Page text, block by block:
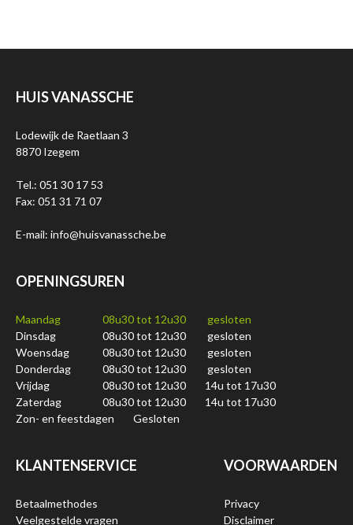
HUIS VANASSCHE
Lodewijk de Raetlaan 3
8870 Izegem
Tel.: 051 30 17 53
Fax: 051 31 71 07
E-mail: info@huisvanassche.be
OPENINGSUREN
Maandag 08u30 tot 12u30
gesloten
Dinsdag
08u30 tot 12u30
gesloten
Woensdag
08u30 tot 12u30
gesloten
Donderdag
08u30 tot 12u30
gesloten
Vrijdag
08u30 tot 12u30
14u tot 17u30
Zaterdag
08u30 tot 12u30
14u tot 17u30
Zon- en feestdagen
Gesloten
KLANTENSERVICE
Betaalmethodes
Veelgestelde vragen
VOORWAARDEN
Privacy
Disclaimer